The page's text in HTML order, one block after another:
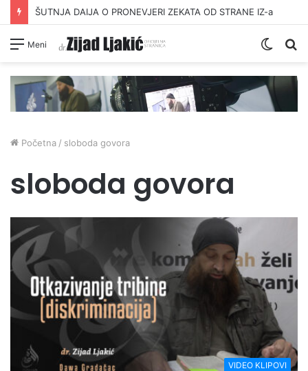
ŠUTNJA DAIJA O PRONEVJERI ZEKATA OD STRANE IZ-a
Meni
Switch
Početna / sloboda govora
sloboda govora
VIDEO KLIPOVI